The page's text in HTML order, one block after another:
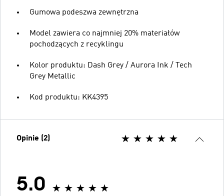
Gumowa podeszwa zewnętrzna
Model zawiera co najmniej 20% materiałów
pochodzących z recyklingu
Kolor produktu: Dash Grey / Aurora Ink / Tech
Grey Metallic
Kod produktu: KK4395
Opinie (2)
5.0